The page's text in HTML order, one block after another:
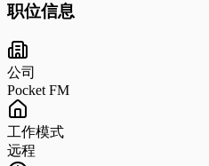
职位信息
公司
Pocket FM
工作模式
远程